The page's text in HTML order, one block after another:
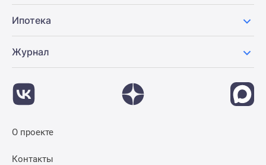
Ипотека
Журнал
О проекте
Контакты